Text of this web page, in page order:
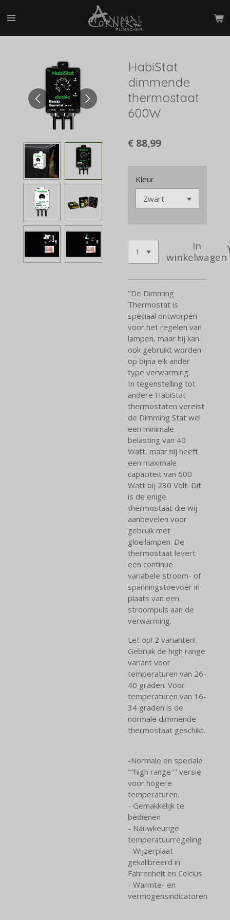
direct
HabiStat
dimmende
thermostaat
600W
€ 88,99
Kleur
In
winkelwagen
"De Dimming
Thermostat is
speciaal ontworpen
voor het regelen van
lampen, maar hij kan
ook gebruikt worden
op bijna elk ander
type verwarming.
In tegenstelling tot
andere HabiStat
thermostaten vereist
de Dimming Stat wel
een minimale
belasting van 40
Watt, maar hij heeft
een maximale
capaciteit van 600
Watt bij 230 Volt. Dit
is de enige
thermostaat die wij
aanbevelen voor
gebruik met
gloeilampen. De
thermostaat levert
een continue
variabele stroom- of
spanningstoevoer in
plaats van een
stroompuls aan de
verwarming.
Let op! 2 varianten!
Gebruik de high range
variant voor
temperaturen van 26-
40 graden. Voor
temperaturen van 16-
34 graden is de
normale dimmende
thermostaat geschikt.
-Normale en speciale
""high range"" versie
voor hogere
temperaturen.
- Gemakkelijk te
bedienen
- Nauwkeurige
temperatuurregeling
- Wijzerplaat
gekalibreerd in
Fahrenheit en Celcius
- Warmte- en
vermogensindicatoren